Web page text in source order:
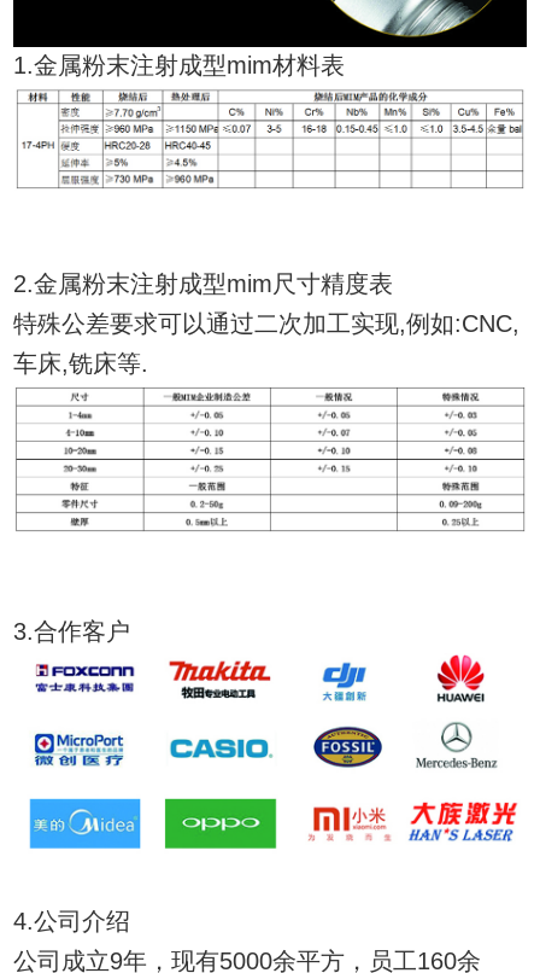
1.金属粉末注射成型mim材料表
2.金属粉末注射成型mim尺寸精度表
特殊公差要求可以通过二次加工实现,例如:CNC,
车床,铣床等.
3.合作客户
4.公司介绍
公司成立9年，现有5000余平方，员工160余